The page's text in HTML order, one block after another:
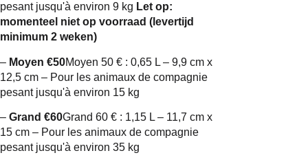
pesant jusqu'à environ 9 kg Let op:
momenteel niet op voorraad (levertijd
minimum 2 weken)
– Moyen €50Moyen 50 € : 0,65 L – 9,9 cm x
12,5 cm – Pour les animaux de compagnie
pesant jusqu'à environ 15 kg
– Grand €60Grand 60 € : 1,15 L – 11,7 cm x
15 cm – Pour les animaux de compagnie
pesant jusqu'à environ 35 kg